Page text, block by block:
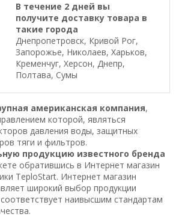
В течение 2 дней вы
получите доставку товара в
такие города
Днепропетровск, Кривой Рог,
Запорожье, Николаев, Харьков,
Кременчуг, Херсон, Днепр,
Полтава, Сумы
американская компания,
которой, являться
давления воды, защитных
тяги и фильтров.
продукцию известного бренда
обратившись в Интернет магазин
TeploStart. Интернет магазин
широкий выбор продукции
наивысшим стандартам